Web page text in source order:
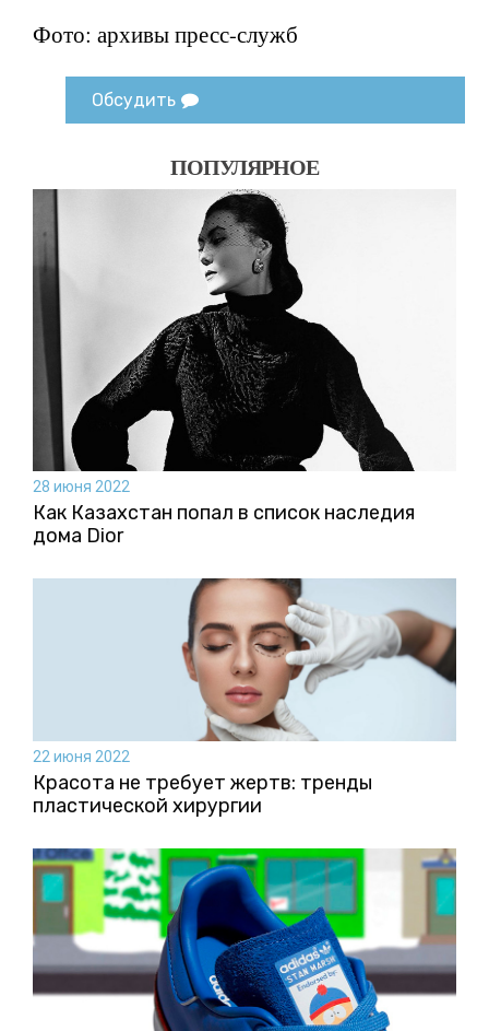
Фото: архивы пресс-служб
Обсудить
ПОПУЛЯРНОЕ
28 июня 2022
Как Казахстан попал в список наследия
дома Dior
22 июня 2022
Красота не требует жертв: тренды
пластической хирургии